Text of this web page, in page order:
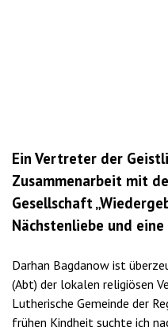
Ein Vertreter der
Zusammenarbeit mit
Gesellschaft
Nächstenliebe und
Darhan Bagdanow ist
(Abt) der lokalen religiösen
Lutherische Gemeinde der
frühen Kindheit suchte ich